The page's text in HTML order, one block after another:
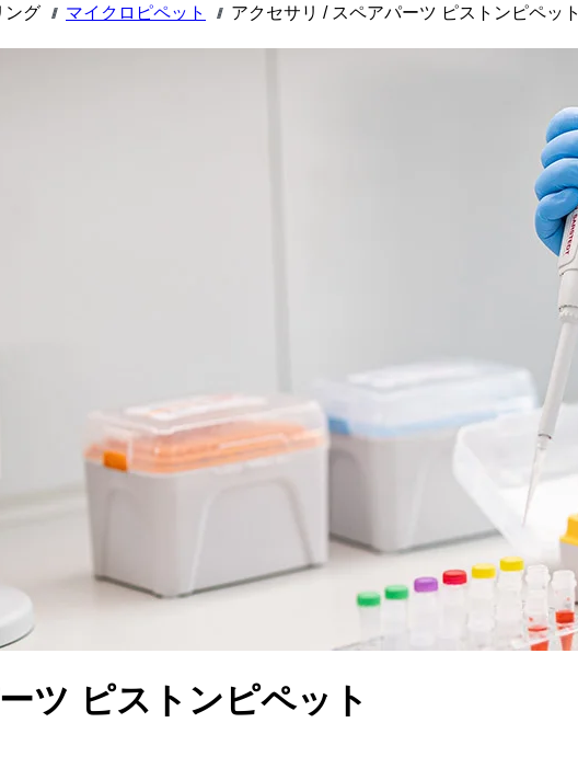
ング /// マイクロピペット /// アクセサリ / スペアパーツ ピストンピペット
ツ ピストンピペット